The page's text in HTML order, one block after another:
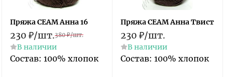
Пряжа СЕАМ Анна 16
230 ₽/шт.380 ₽/шт.
В наличии
Состав: 100% хлопок
Пряжа СЕАМ Анна Твист
230 ₽/шт.
В наличии
Состав: 100% хлопок